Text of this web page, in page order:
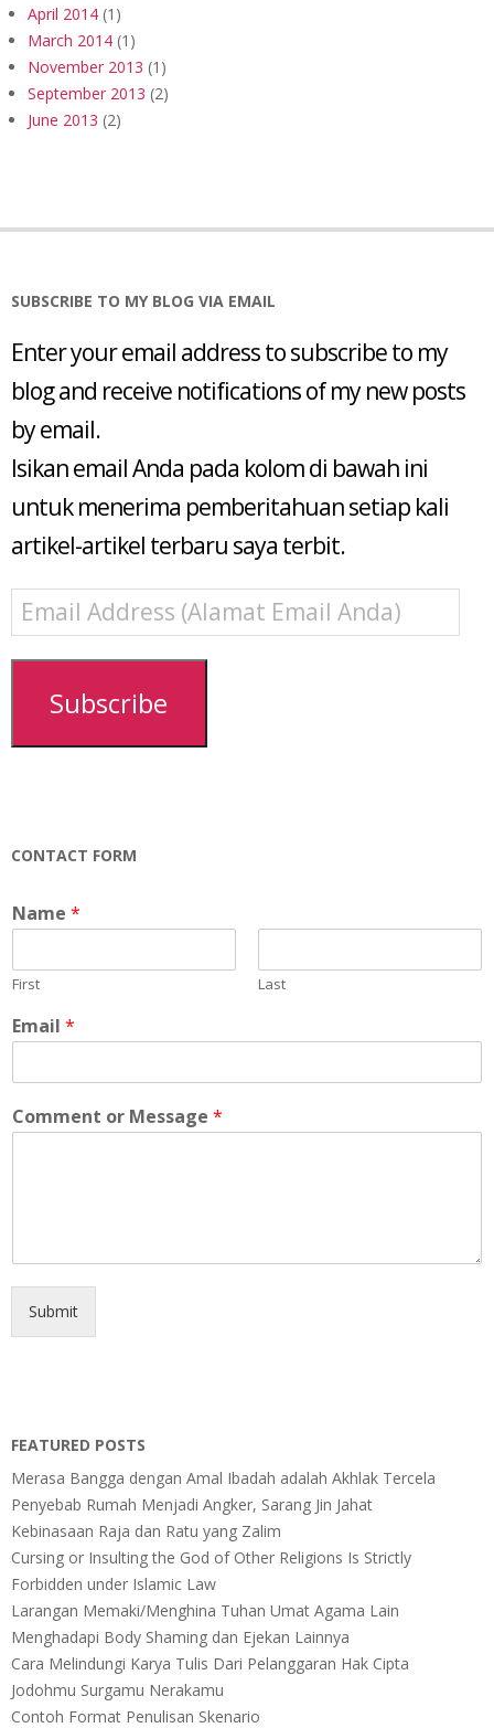
April 2014 (1)
March 2014 (1)
November 2013 (1)
September 2013 (2)
June 2013 (2)
SUBSCRIBE TO MY BLOG VIA EMAIL
Enter your email address to subscribe to my
blog and receive notifications of my new posts
by email.
Isikan email Anda pada kolom di bawah ini
untuk menerima pemberitahuan setiap kali
artikel-artikel terbaru saya terbit.
Email
Address
(Alamat
EmailSubscribe
CONTACT FORM
Name *
First Last
Email *
Comment or Message *
Submit
FEATURED POSTS
Merasa Bangga dengan Amal Ibadah adalah Akhlak Tercela
Penyebab Rumah Menjadi Angker, Sarang Jin Jahat
Kebinasaan Raja dan Ratu yang Zalim
Cursing or Insulting the God of Other Religions Is Strictly
Forbidden under Islamic Law
Larangan Memaki/Menghina Tuhan Umat Agama Lain
Menghadapi Body Shaming dan Ejekan Lainnya
Cara Melindungi Karya Tulis Dari Pelanggaran Hak Cipta
Jodohmu Surgamu Nerakamu
Contoh Format Penulisan Skenario